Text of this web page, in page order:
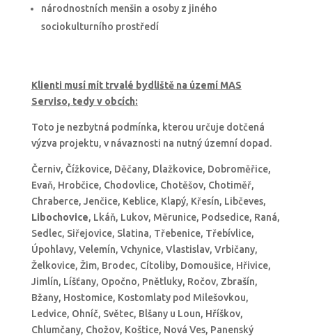
národnostních menšin a osoby z jiného
sociokulturního prostředí
Klienti musí mít trvalé bydliště na území MAS
Serviso, tedy v obcích:
Toto je nezbytná podmínka, kterou určuje dotčená
výzva projektu, v návaznosti na nutný územní dopad.
Černiv, Čížkovice, Děčany, Dlažkovice, Dobroměřice,
Evaň, Hrobčice, Chodovlice, Chotěšov, Chotiměř,
Chraberce, Jenčice, Keblice, Klapý, Křesín, Libčeves,
Libochovice, Lkáň, Lukov, Měrunice, Podsedice, Raná,
Sedlec, Siřejovice, Slatina, Třebenice, Třebívlice,
Úpohlavy, Velemín, Vchynice, Vlastislav, Vrbičany,
Želkovice, Žim, Brodec, Cítoliby, Domoušice, Hřivice,
Jimlín, Líšťany, Opočno, Pnětluky, Ročov, Zbrašín,
Bžany, Hostomice, Kostomlaty pod Milešovkou,
Ledvice, Ohníč, Světec, Blšany u Loun, Hříškov,
Chlumčany, Chožov, Koštice, Nová Ves, Panenský